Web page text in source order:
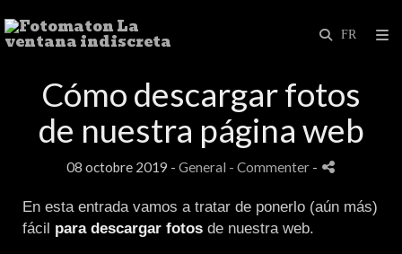
Cómo descargar fotos
de nuestra página web
08 octobre 2019 - General - Commenter -
En esta entrada vamos a tratar de ponerlo (aún más)
fácil para descargar fotos de nuestra web.